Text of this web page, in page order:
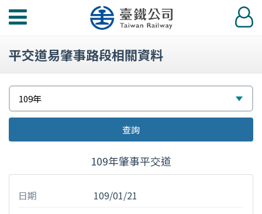
功
選
登
入
平交道易肇事路段相關資料
選
109年
擇
查詢
109年肇事平交道
日期
109/01/21